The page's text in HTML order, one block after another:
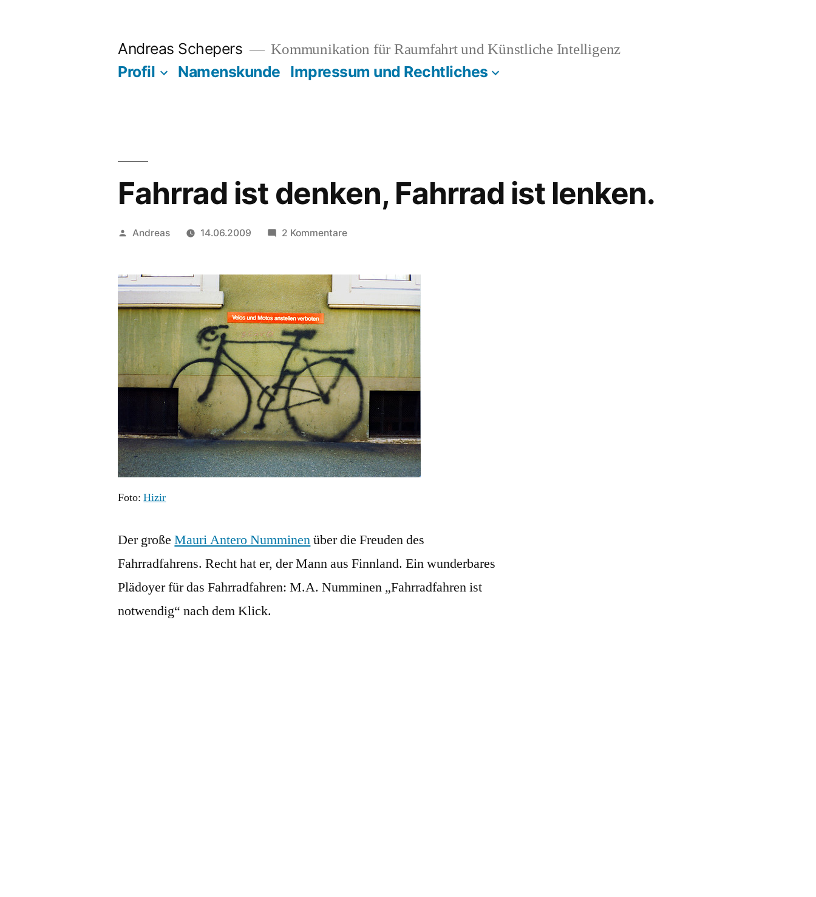
Andreas Schepers Kommunikation für Raumfahrt und Künstliche Intelligenz
Profil Namenskunde Impressum und Rechtliches
Fahrrad ist denken, Fahrrad ist lenken.
Veröffentlicht
Andreas 14.06.2009 2 Kommentarezu
denken,
Fahrrad
ist
lenken.
Foto:Hizir
Der großeMauri Antero Numminenüber die Freuden des
Fahrradfahrens. Recht hat er, der Mann aus Finnland. Ein wunderbares
Plädoyer für das Fahrradfahren: M.A. Numminen „Fahrradfahren ist
notwendig“ nach dem Klick.